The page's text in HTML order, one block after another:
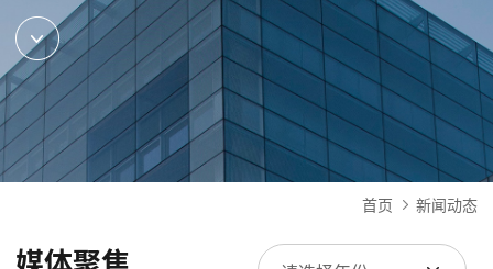
首页 新闻动态
媒体聚焦